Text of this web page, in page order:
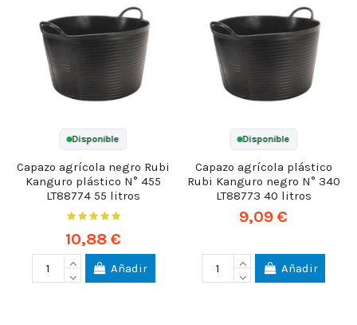
Disponible
Capazo agrícola negro Rubi
Kanguro plástico N° 455
LT88774 55 litros
10,88 €
Añadir
Disponible
Capazo agrícola plástico
Rubi Kanguro negro N° 340
LT88773 40 litros
9,09 €
Añadir